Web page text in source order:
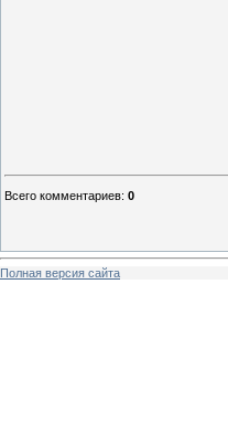
Всего комментариев: 0
Полная версия сайта